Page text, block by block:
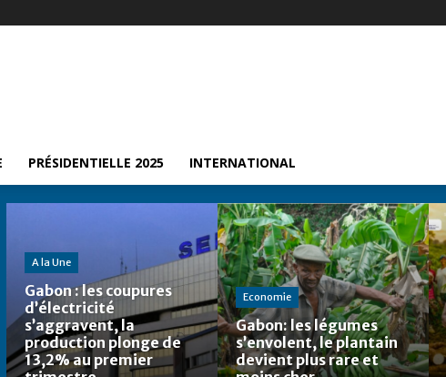
PRÉSIDENTIELLE 2025 INTERNATIONAL
A la Une
Gabon : les coupures
d’électricité
s’aggravent, la
production plonge de
13,2% au premier
Economie
Gabon: les légumes
s’envolent, le plantain
devient plus rare et